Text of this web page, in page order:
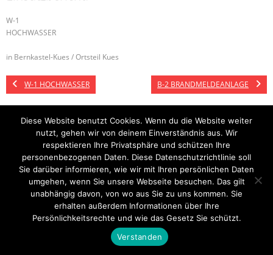
W-1
HOCHWASSER
in Bernkastel-Kues / Ortsteil Kues
W-1 HOCHWASSER B-2 BRANDMELDEANLAGE
Startseite Einsätze Mitglied werden Über uns
Bilder
Kontakt
Theme byThink Up Themes Ltd. Powered byWordPress.
Diese Website benutzt Cookies. Wenn du die Website weiter
nutzt, gehen wir von deinem Einverständnis aus. Wir
respektieren Ihre Privatsphäre und schützen Ihre
personenbezogenen Daten. Diese Datenschutzrichtlinie soll
Sie darüber informieren, wie wir mit Ihren persönlichen Daten
umgehen, wenn Sie unsere Webseite besuchen. Das gilt
unabhängig davon, von wo aus Sie zu uns kommen. Sie
erhalten außerdem Informationen über Ihre
Persönlichkeitsrechte und wie das Gesetz Sie schützt.
Verstanden